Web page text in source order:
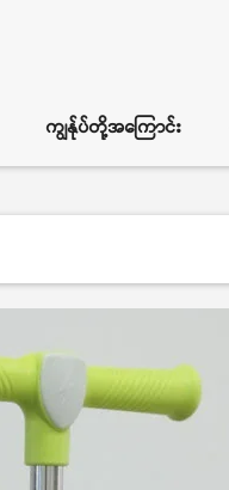
ကျွန်ုပ်တို့အကြောင်း